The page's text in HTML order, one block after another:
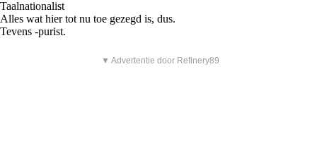
Taalnationalist
Alles wat hier tot nu toe gezegd is, dus.
Tevens -purist.
▼ Advertentie door Refinery89